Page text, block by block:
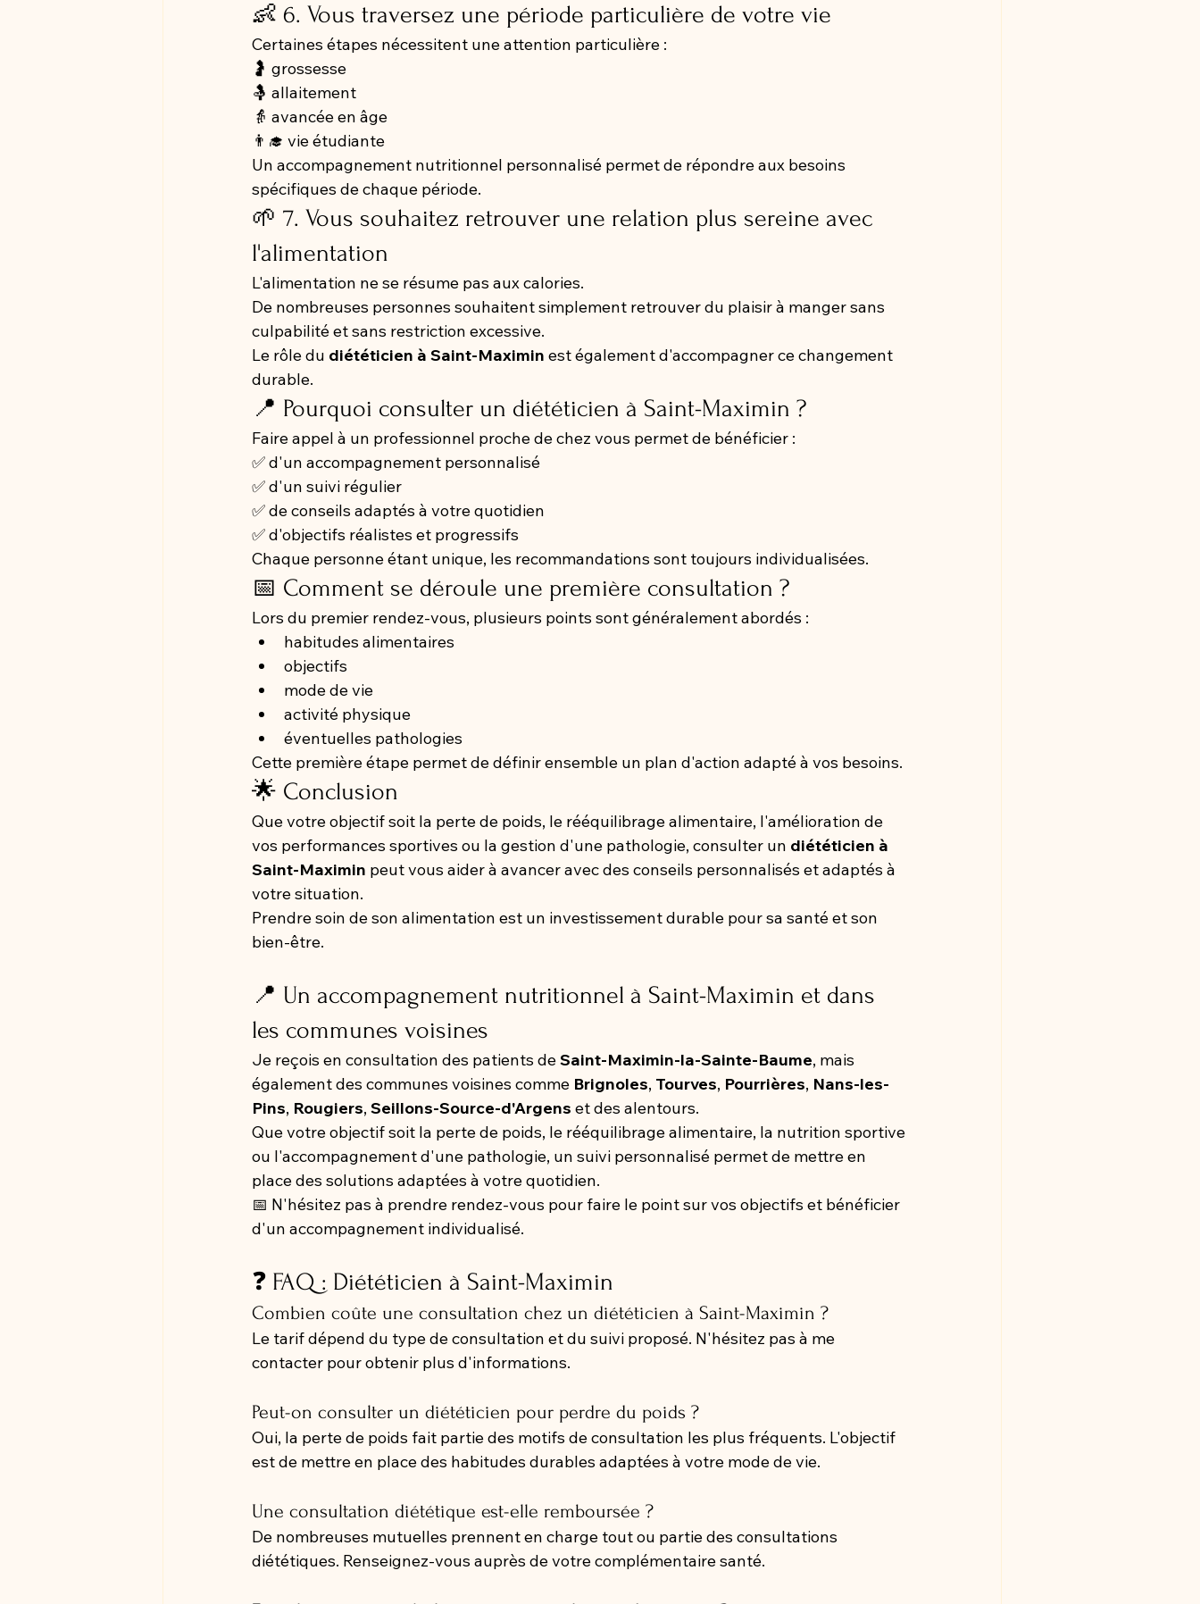
👶 6. Vous traversez une période particulière de votre vie
Certaines étapes nécessitent une attention particulière :
🤰 grossesse
🤱 allaitement
👵 avancée en âge
👨‍🎓 vie étudiante
Un accompagnement nutritionnel personnalisé permet de répondre aux besoins
spécifiques de chaque période.
🌱 7. Vous souhaitez retrouver une relation plus sereine avec
l'alimentation
L'alimentation ne se résume pas aux calories.
De nombreuses personnes souhaitent simplement retrouver du plaisir à manger sans
culpabilité et sans restriction excessive.
Le rôle du diététicien à Saint-Maximin est également d'accompagner ce changement
durable.
📍 Pourquoi consulter un diététicien à Saint-Maximin ?
Faire appel à un professionnel proche de chez vous permet de bénéficier :
✅ d'un accompagnement personnalisé
✅ d'un suivi régulier
✅ de conseils adaptés à votre quotidien
✅ d'objectifs réalistes et progressifs
Chaque personne étant unique, les recommandations sont toujours individualisées.
📅 Comment se déroule une première consultation ?
Lors du premier rendez-vous, plusieurs points sont généralement abordés :
habitudes alimentaires
objectifs
mode de vie
activité physique
éventuelles pathologies
Cette première étape permet de définir ensemble un plan d'action adapté à vos besoins.
🌟 Conclusion
Que votre objectif soit la perte de poids, le rééquilibrage alimentaire, l'amélioration de
vos performances sportives ou la gestion d'une pathologie, consulter un diététicien à
Saint-Maximin peut vous aider à avancer avec des conseils personnalisés et adaptés à
votre situation.
Prendre soin de son alimentation est un investissement durable pour sa santé et son
bien-être.
📍 Un accompagnement nutritionnel à Saint-Maximin et dans
les communes voisines
Je reçois en consultation des patients de Saint-Maximin-la-Sainte-Baume, mais
également des communes voisines comme Brignoles, Tourves, Pourrières, Nans-les-
Pins, Rougiers, Seillons-Source-d'Argens et des alentours.
Que votre objectif soit la perte de poids, le rééquilibrage alimentaire, la nutrition sportive
ou l'accompagnement d'une pathologie, un suivi personnalisé permet de mettre en
place des solutions adaptées à votre quotidien.
📅 N'hésitez pas à prendre rendez-vous pour faire le point sur vos objectifs et bénéficier
d'un accompagnement individualisé.
❓ FAQ : Diététicien à Saint-Maximin
Combien coûte une consultation chez un diététicien à Saint-Maximin ?
Le tarif dépend du type de consultation et du suivi proposé. N'hésitez pas à me
contacter pour obtenir plus d'informations.
Peut-on consulter un diététicien pour perdre du poids ?
Oui, la perte de poids fait partie des motifs de consultation les plus fréquents. L'objectif
est de mettre en place des habitudes durables adaptées à votre mode de vie.
Une consultation diététique est-elle remboursée ?
De nombreuses mutuelles prennent en charge tout ou partie des consultations
diététiques. Renseignez-vous auprès de votre complémentaire santé.